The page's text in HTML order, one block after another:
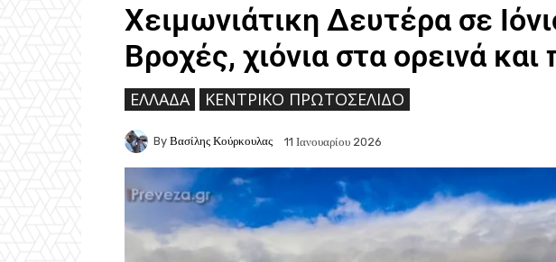
Χειμωνιάτικη Δευτέρα σε
Βροχές, χιόνια στα ορεινά και
ΕΛΛΆΔΑ ΚΕΝΤΡΙΚΌ ΠΡΩΤΟΣΈΛΙΔΟ
By Βασίλης Κούρκουλας 11 Ιανουαρίου 2026